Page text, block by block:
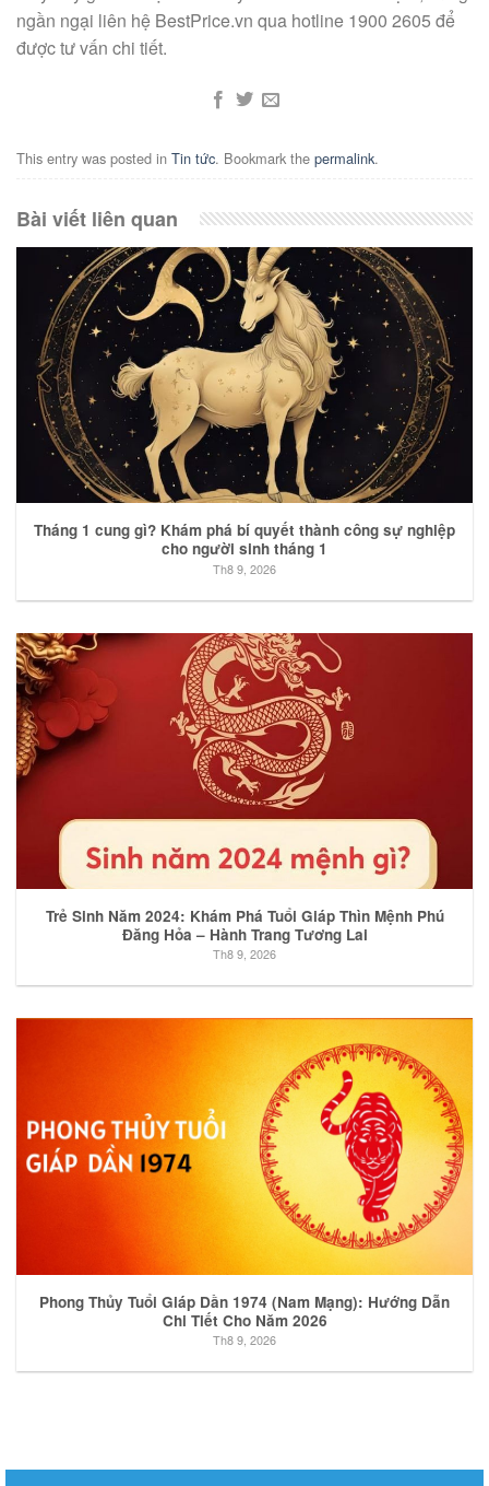
ngần ngại liên hệ BestPrice.vn qua hotline 1900 2605 để
được tư vấn chi tiết.
This entry was posted in Tin tức. Bookmark the permalink.
Bài viết liên quan
Tháng 1 cung gì? Khám phá bí quyết thành công sự nghiệp
cho người sinh tháng 1
Th8 9, 2026
Trẻ Sinh Năm 2024: Khám Phá Tuổi Giáp Thìn Mệnh Phú
Đăng Hỏa – Hành Trang Tương Lai
Th8 9, 2026
Phong Thủy Tuổi Giáp Dần 1974 (Nam Mạng): Hướng Dẫn
Chi Tiết Cho Năm 2026
Th8 9, 2026